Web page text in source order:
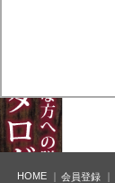
HOME 会員登録